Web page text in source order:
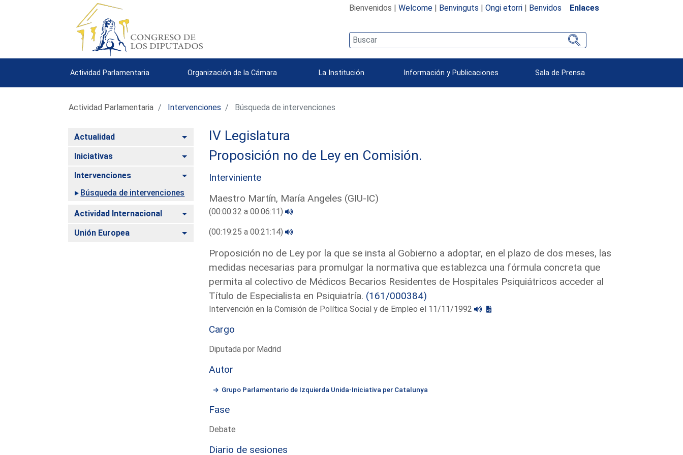
Bienvenidos | Welcome| Benvinguts | Ongi etorri| Benvidos Enlaces
Actividad Parlamentaria Organización de la Cámara La Institución Información y Publicaciones Sala de Prensa
Actividad Parlamentaria Intervenciones Búsqueda de intervenciones
Actualidad Alternar
Iniciativas Alternar
Intervenciones
Alternar
Búsqueda de intervenciones
Actividad Internacional Alternar
Unión Europea Alternar
IV Legislatura
Proposición no de Ley en Comisión.
Interviniente
Maestro Martín, María Angeles (GIU-IC)
(00:00:32 a 00:06:11)
(00:19:25 a 00:21:14)
Proposición no de Ley por la que se insta al Gobierno a adoptar, en el plazo de dos meses, las
medidas necesarias para promulgar la normativa que establezca una fórmula concreta que
permita al colectivo de Médicos Becarios Residentes de Hospitales Psiquiátricos acceder al
Título de Especialista en Psiquiatría. (161/000384)
Intervención en la Comisión de Política Social y de Empleo el 11/11/1992
Cargo
Diputada por Madrid
Autor
Grupo Parlamentario de Izquierda Unida-Iniciativa per Catalunya
Fase
Debate
Diario de sesiones